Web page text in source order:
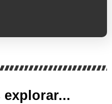
explorar...